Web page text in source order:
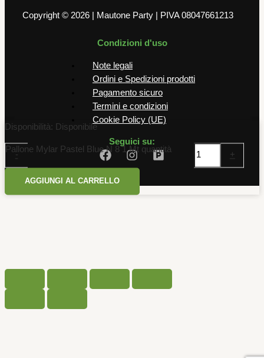
Copyright © 2026 | Mautone Party | PIVA 08047661213
Condizioni d'uso
Note legali
Ordini e Spedizioni prodotti
Pagamento sicuro
Termini e condizioni
Cookie Policy (UE)
Seguici su:
Disponibilità: Disponibile
-
Pallone Mylar Pastel Blue N 8 1 Mt quantità
+
AGGIUNGI AL CARRELLO